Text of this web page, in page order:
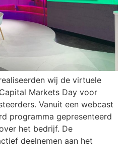
wij de virtuele
Markets Day voor
Vanuit een webcast
programma gepresenteerd
het bedrijf. De
deelnemen aan het